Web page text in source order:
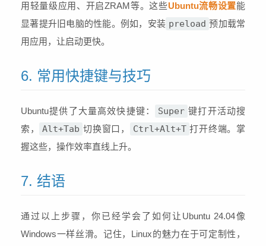
用轻量级应用、开启ZRAM等。这些Ubuntu流畅设置能
显著提升旧电脑的性能。例如，安装 preload 预加载常
用应用，让启动更快。
6. 常用快捷键与技巧
Ubuntu提供了大量高效快捷键： Super 键打开活动搜
索，
Alt+Tab 切换窗口， Ctrl+Alt+T 打开终端。掌
握这些，操作效率直线上升。
7. 结语
通过以上步骤，你已经学会了如何让Ubuntu 24.04像
Windows一样丝滑。记住，Linux的魅力在于可定制性，